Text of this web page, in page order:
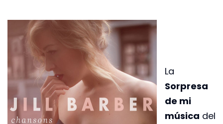
La
Sorpresa
de mi
música del